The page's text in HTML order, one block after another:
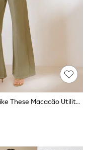
Verde Oliva - Friends Like These Macacão Utilitário Jeans Sem Mangas Com Cinto.